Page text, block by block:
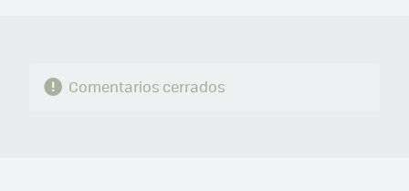
Comentarios cerrados